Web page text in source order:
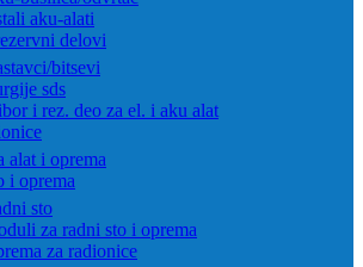
aku-alati
delovi
bitsevi
sds
i rez. deo za el. i aku alat
alat i oprema
i oprema
sto
za radni sto i oprema
za radionice